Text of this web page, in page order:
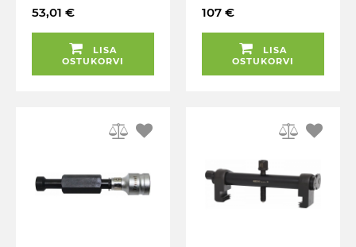
AVAMISE KOMPLEKT
53,01 €
LISA
OSTUKORVI
STARDIKOMPLEKT
107 €
LISA
OSTUKORVI